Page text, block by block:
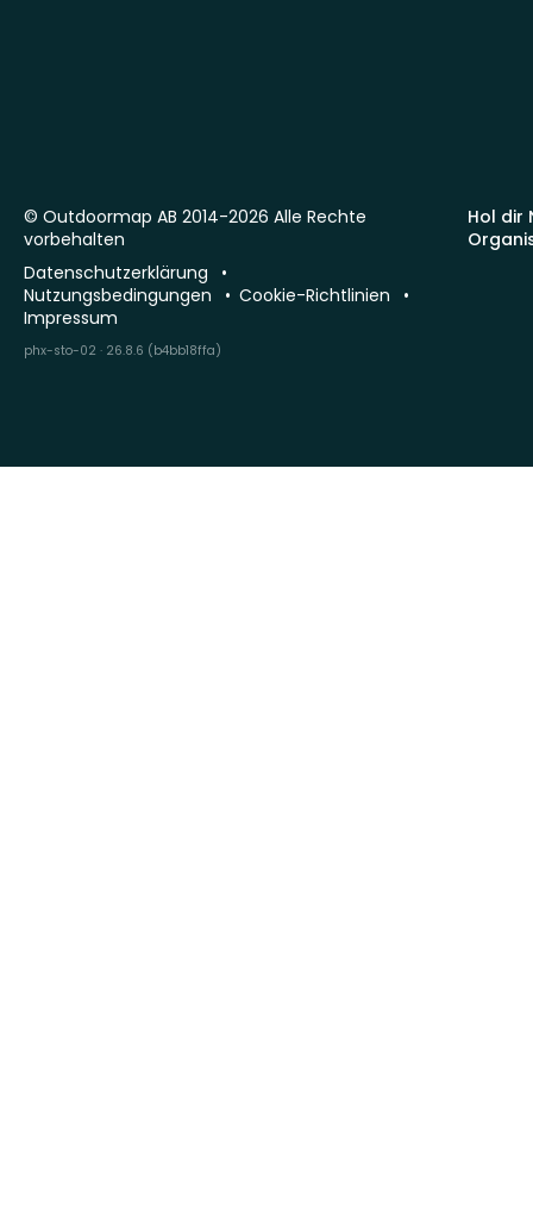
Hol dir
© Outdoormap AB 2014-2026 Alle Rechte
vorbehalten
Datenschutzerklärung
Nutzungsbedingungen
Cookie-Richtlinien
Impressum
phx-sto-02 · 26.8.6 (b4bb18ffa)